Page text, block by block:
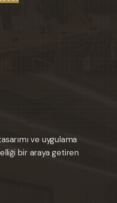
ve uygulama
bir araya getiren